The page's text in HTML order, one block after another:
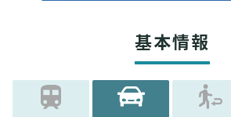
基本情報